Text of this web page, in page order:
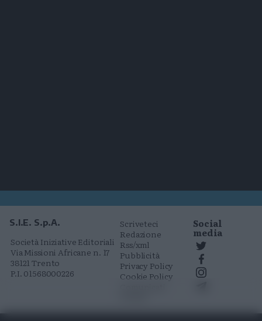
S.I.E. S.p.A.
Società Iniziative Editoriali
Via Missioni Africane n. 17
38121 Trento
P.I. 01568000226
Scriveteci
Redazione
Rss/xml
Pubblicità
Privacy Policy
Cookie Policy
Social
media